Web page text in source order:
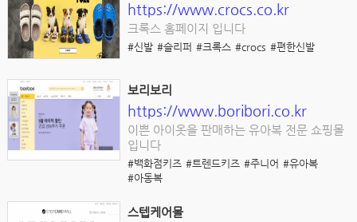
https://www.crocs.co.kr
크록스 홈페이지 입니다
#신발 #슬리퍼 #크록스 #crocs #편한신발
보리보리
https://www.boribori.co.kr
이쁜 아이옷을 판매하는 유아복 전문 쇼핑몰
입니다
#백화점키즈 #트렌드키즈 #주니어 #유아복
#아동복
스텝케어몰